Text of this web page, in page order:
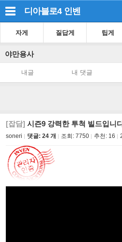
디아블로4 인벤
자게 질답게 팁게
야만용사
내글 내 댓글
[잡담] 시즌9 강력한 투척 빌드입니
soneri 댓글: 24 개 조회: 7750 추천: 16